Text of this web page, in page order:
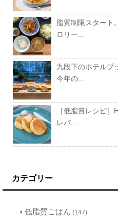
脂質制限スタート
ロリー...
九段下のホテルブ
今年の...
［低脂質レシピ
レパ...
カテゴリー
低脂質ごはん (147)